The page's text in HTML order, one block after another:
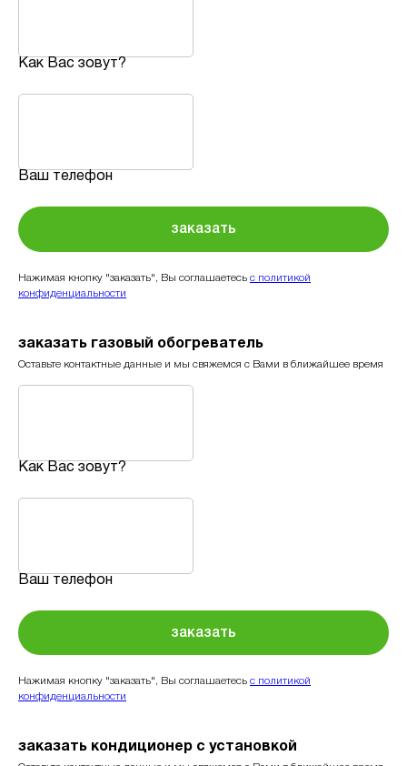
Как Вас зовут?
Ваш телефон
заказать
Нажимая кнопку "заказать", Вы соглашаетесь с политикой
конфиденциальности
заказать газовый обогреватель
Оставьте контактные данные и мы свяжемся с Вами в ближайшее время
Как Вас зовут?
Ваш телефон
заказать
Нажимая кнопку "заказать", Вы соглашаетесь с политикой
конфиденциальности
заказать кондиционер с установкой